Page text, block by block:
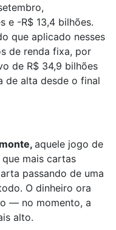
e -R$ 13,4 bilhões.
que aplicado nesses
de renda fixa, por
de R$ 34,9 bilhões
de alta desde o final
aquele jogo de
mais cartas
passando de uma
O dinheiro ora
— no momento, a
alto.